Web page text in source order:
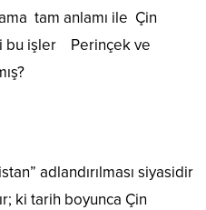
tam anlamı ile Çin
bu işler Perinçek ve
adlandırılması siyasidir
ki tarih boyunca Çin